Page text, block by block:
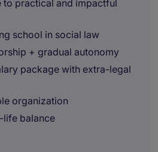
to practical and impactful
school in social law
+ gradual autonomy
package with extra-legal
organization
life balance